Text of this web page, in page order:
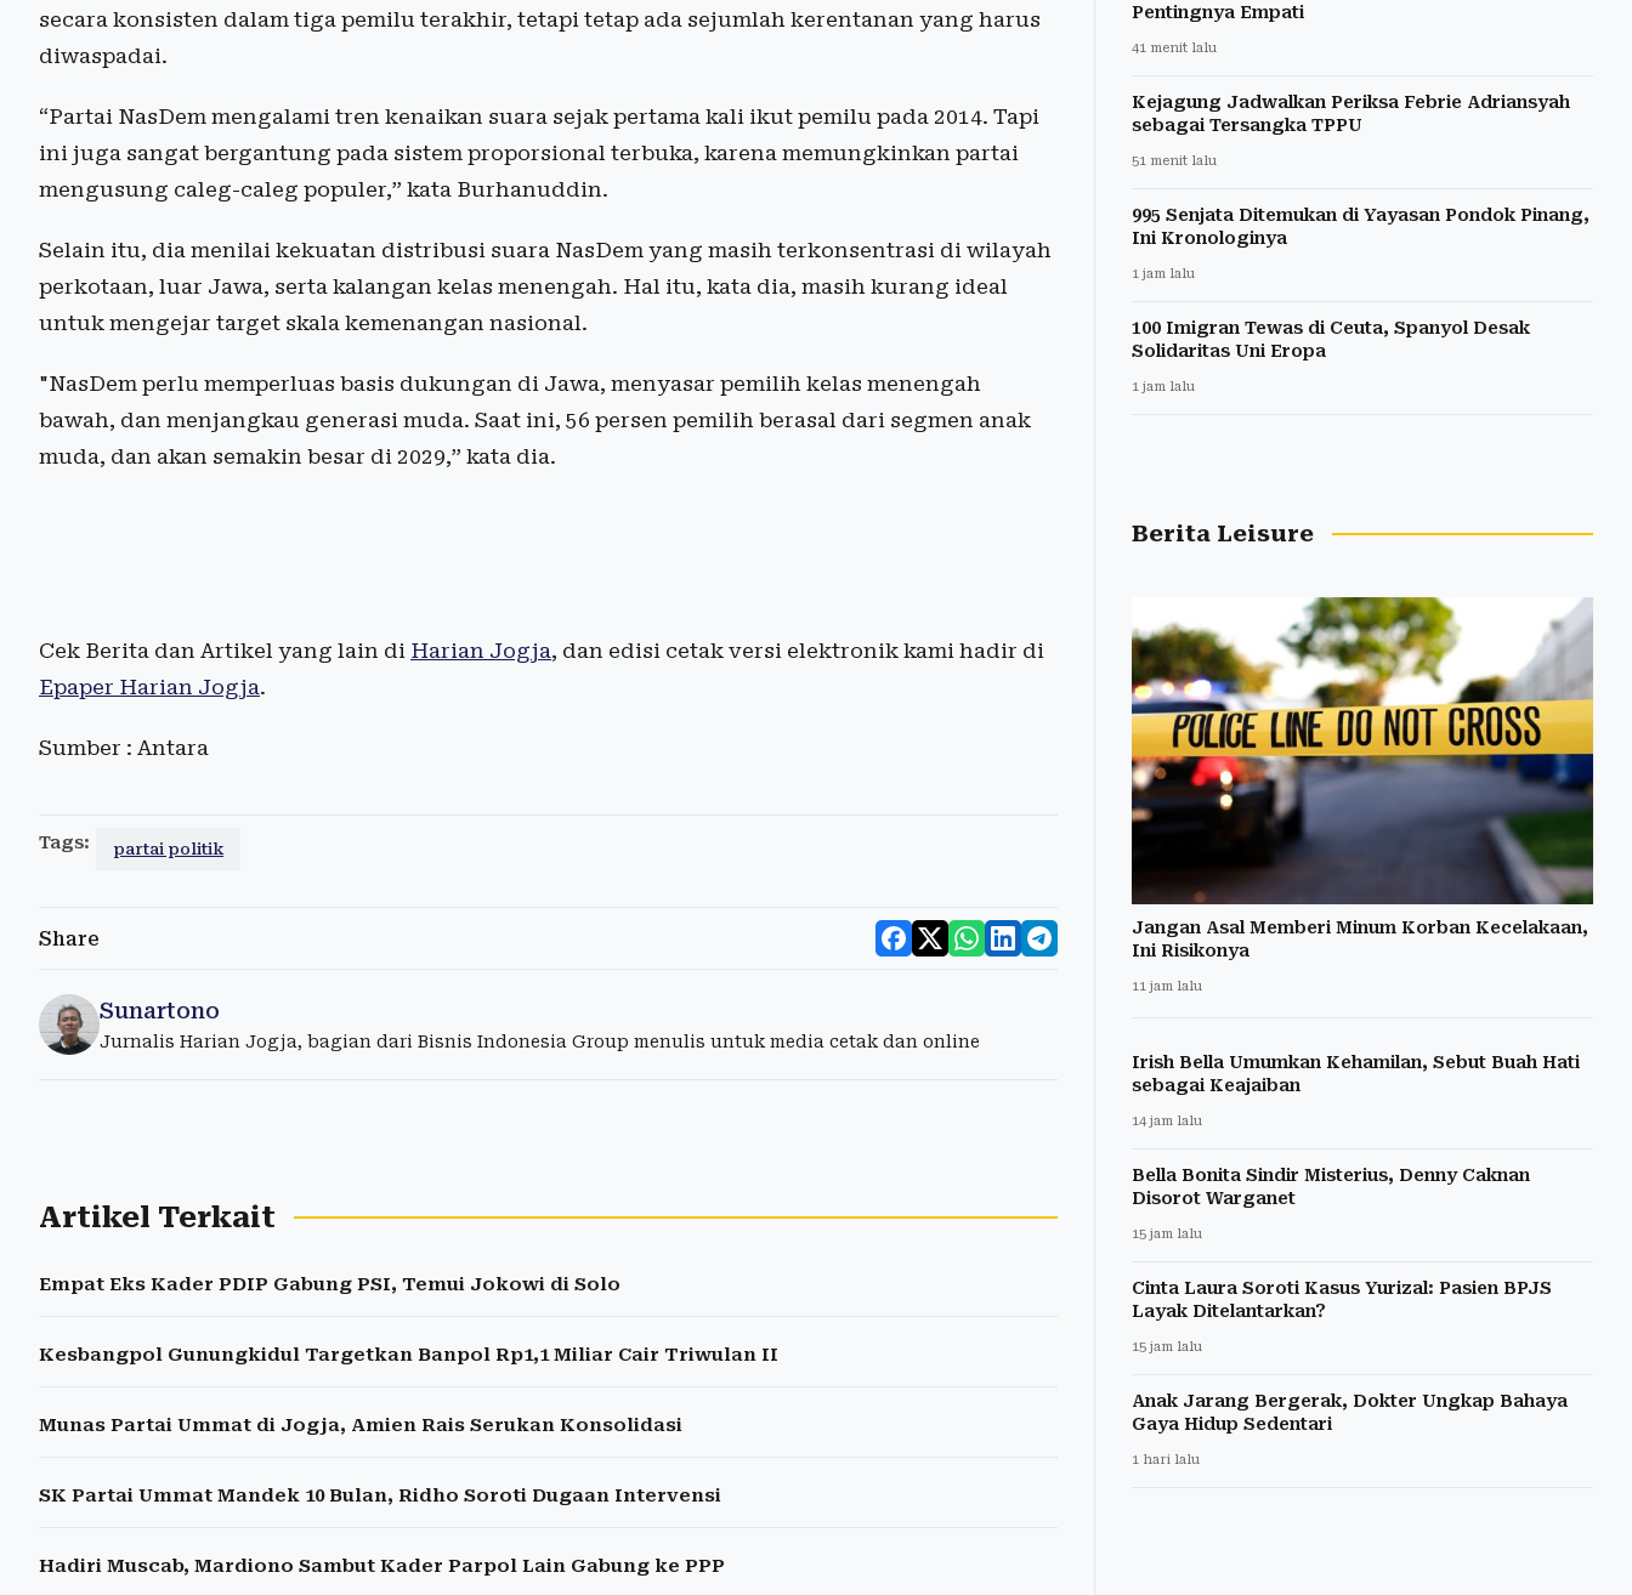
secara konsisten dalam tiga pemilu terakhir, tetapi tetap ada sejumlah kerentanan yang harus
diwaspadai.
“Partai NasDem mengalami tren kenaikan suara sejak pertama kali ikut pemilu pada 2014. Tapi
ini juga sangat bergantung pada sistem proporsional terbuka, karena memungkinkan partai
mengusung caleg-caleg populer,” kata Burhanuddin.
Selain itu, dia menilai kekuatan distribusi suara NasDem yang masih terkonsentrasi di wilayah
perkotaan, luar Jawa, serta kalangan kelas menengah. Hal itu, kata dia, masih kurang ideal
untuk mengejar target skala kemenangan nasional.
"NasDem perlu memperluas basis dukungan di Jawa, menyasar pemilih kelas menengah
bawah, dan menjangkau generasi muda. Saat ini, 56 persen pemilih berasal dari segmen anak
muda, dan akan semakin besar di 2029,” kata dia.
Cek Berita dan Artikel yang lain di Harian Jogja, dan edisi cetak versi elektronik kami hadir di
Epaper Harian Jogja.
Sumber : Antara
Tags: partai politik
Share
Sunartono
Jurnalis Harian Jogja, bagian dari Bisnis Indonesia Group menulis untuk media cetak dan online
Artikel Terkait
Empat Eks Kader PDIP Gabung PSI, Temui Jokowi di Solo
Kesbangpol Gunungkidul Targetkan Banpol Rp1,1 Miliar Cair Triwulan II
Munas Partai Ummat di Jogja, Amien Rais Serukan Konsolidasi
SK Partai Ummat Mandek 10 Bulan, Ridho Soroti Dugaan Intervensi
Hadiri Muscab, Mardiono Sambut Kader Parpol Lain Gabung ke PPP
Pentingnya Empati
41 menit lalu
Kejagung Jadwalkan Periksa Febrie Adriansyah
sebagai Tersangka TPPU
51 menit lalu
995 Senjata Ditemukan di Yayasan Pondok Pinang,
Ini Kronologinya
1 jam lalu
100 Imigran Tewas di Ceuta, Spanyol Desak
Solidaritas Uni Eropa
1 jam lalu
Berita Leisure
Jangan Asal Memberi Minum Korban Kecelakaan,
Ini Risikonya
11 jam lalu
Irish Bella Umumkan Kehamilan, Sebut Buah Hati
sebagai Keajaiban
14 jam lalu
Bella Bonita Sindir Misterius, Denny Caknan
Disorot Warganet
15 jam lalu
Cinta Laura Soroti Kasus Yurizal: Pasien BPJS
Layak Ditelantarkan?
15 jam lalu
Anak Jarang Bergerak, Dokter Ungkap Bahaya
Gaya Hidup Sedentari
1 hari lalu